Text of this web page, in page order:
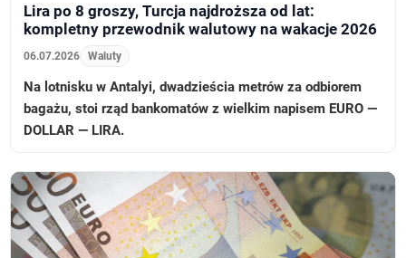
Lira po 8 groszy, Turcja najdroższa od lat:
kompletny przewodnik walutowy na wakacje 2026
06.07.2026 Waluty
Na lotnisku w Antalyi, dwadzieścia metrów za odbiorem
bagażu, stoi rząd bankomatów z wielkim napisem EURO —
DOLLAR — LIRA.